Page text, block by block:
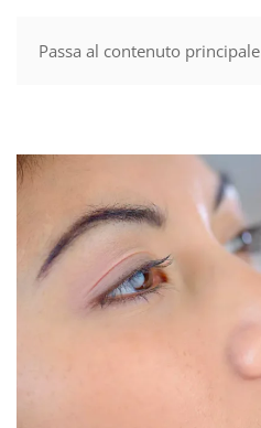
Passa al contenuto principale
MENU